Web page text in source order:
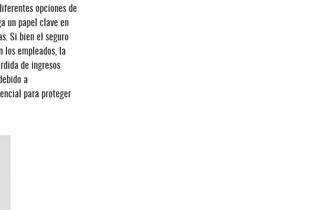
opciones de
un papel clave en
Si bien el seguro
los empleados, la
de ingresos
a
para proteger